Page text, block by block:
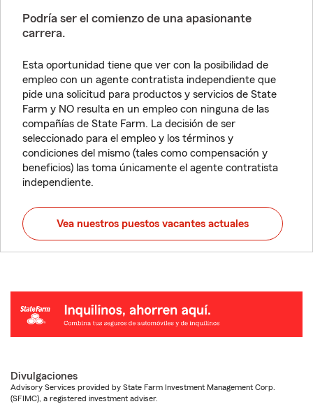
Podría ser el comienzo de una apasionante
carrera.
Esta oportunidad tiene que ver con la posibilidad de
empleo con un agente contratista independiente que
pide una solicitud para productos y servicios de State
Farm y NO resulta en un empleo con ninguna de las
compañías de State Farm. La decisión de ser
seleccionado para el empleo y los términos y
condiciones del mismo (tales como compensación y
beneficios) las toma únicamente el agente contratista
independiente.
Vea nuestros puestos vacantes actuales
Divulgaciones
Advisory Services provided by State Farm Investment Management Corp.
(SFIMC), a registered investment adviser.